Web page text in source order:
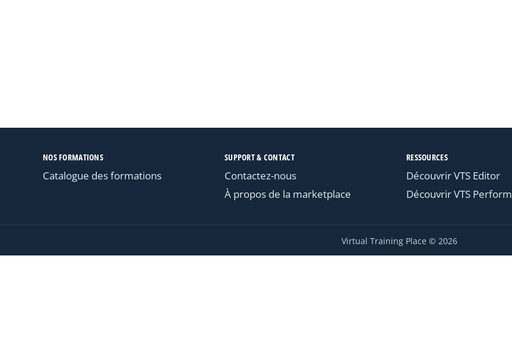
NOS FORMATIONS
Catalogue des formations
SUPPORT & CONTACT
Contactez-nous
À propos de la marketplace
RESSOURCES
Découvrir VTS Editor
Découvrir VTS Perform
Virtual Training Place © 2026